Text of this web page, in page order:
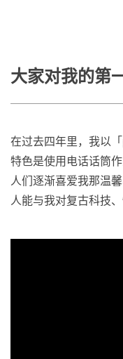
大家对我的第
在过去四年里，我以
特色是使用电话话筒作
人们逐渐喜爱我那温
人能与我对复古科技